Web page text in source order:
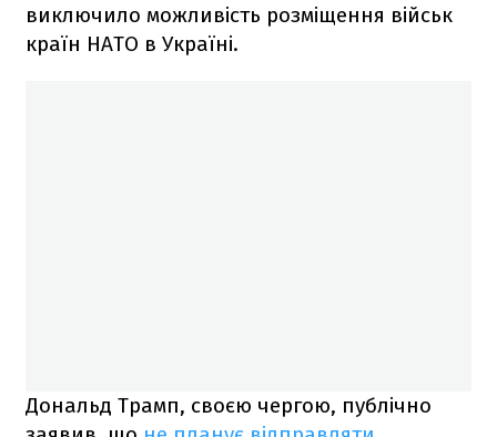
виключило можливість розміщення військ
країн НАТО в Україні.
Дональд Трамп, своєю чергою, публічно